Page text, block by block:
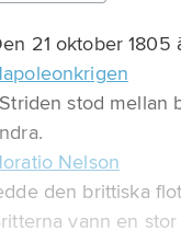
21 oktober 1805
stod mellan
Nelson
den brittiska
vann en stor